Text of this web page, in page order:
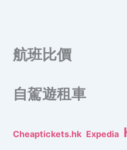
航班比價
自駕遊租車
Cheaptickets.hk Expedia